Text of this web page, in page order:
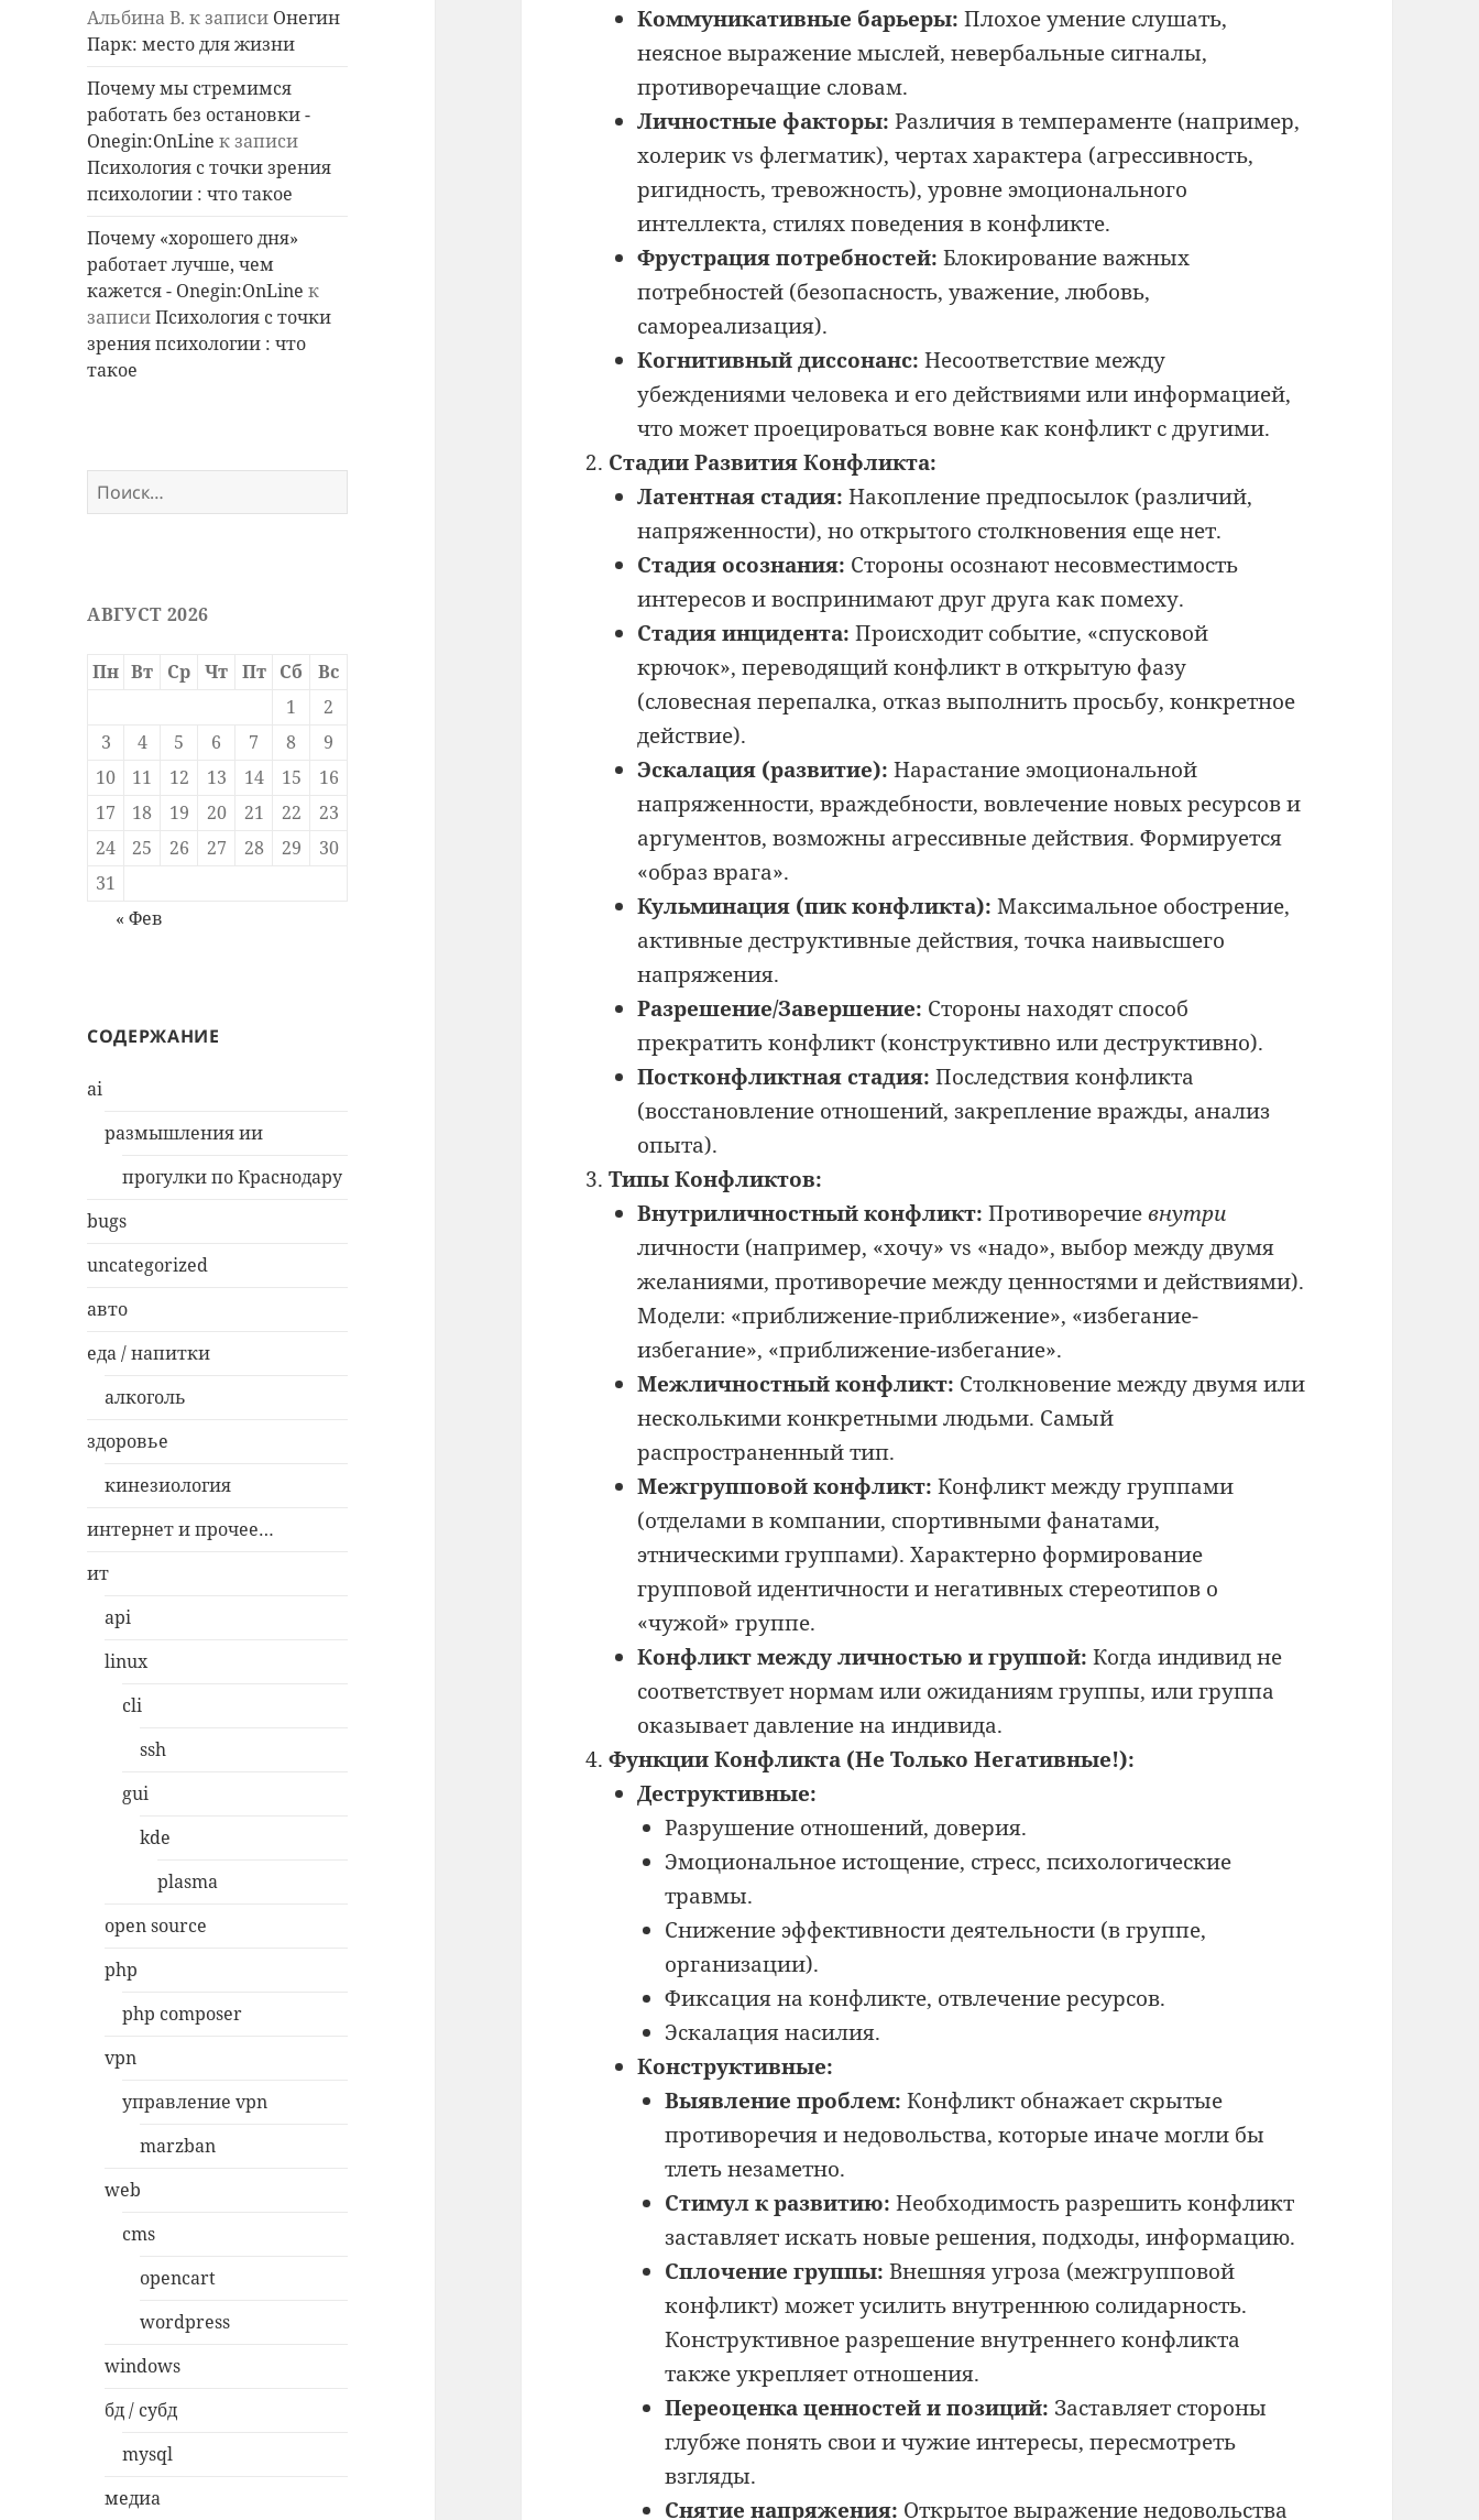
Альбина В. к записи Онегин
Парк: место для жизни
Почему мы стремимся
работать без остановки -
Onegin:OnLine к записи
Психология с точки зрения
психологии : что такое
Почему «хорошего дня»
работает лучше, чем
кажется - Onegin:OnLine к
записиПсихология с точки
зрения психологии : что
такое
Найти:
АВГУСТ 2026
Пн Вт Ср Чт Пт Сб
Вс
1
2
3
4 5 6 7 8
9
10
11 12 13 14 15
16
17
18 19 20 21 22
23
24
25 26 27 28 29
30
31
« Фев
СОДЕРЖАНИЕ
ai
размышления ии
прогулки по Краснодару
bugs
uncategorized
авто
еда / напитки
алкоголь
здоровье
кинезиология
интернет и прочее…
ит
api
linux
cli
ssh
gui
kde
plasma
open source
php
php composer
vpn
управление vpn
marzban
web
cms
opencart
wordpress
windows
бд / субд
mysql
медиа
Коммуникативные барьеры: Плохое умение слушать,
неясное выражение мыслей, невербальные сигналы,
противоречащие словам.
Личностные факторы: Различия в темпераменте (например,
холерик vs флегматик), чертах характера (агрессивность,
ригидность, тревожность), уровне эмоционального
интеллекта, стилях поведения в конфликте.
Фрустрация потребностей: Блокирование важных
потребностей (безопасность, уважение, любовь,
самореализация).
Когнитивный диссонанс: Несоответствие между
убеждениями человека и его действиями или информацией,
что может проецироваться вовне как конфликт с другими.
Стадии Развития Конфликта:
Латентная стадия: Накопление предпосылок (различий,
напряженности), но открытого столкновения еще нет.
Стадия осознания: Стороны осознают несовместимость
интересов и воспринимают друг друга как помеху.
Стадия инцидента: Происходит событие, «спусковой
крючок», переводящий конфликт в открытую фазу
(словесная перепалка, отказ выполнить просьбу, конкретное
действие).
Эскалация (развитие): Нарастание эмоциональной
напряженности, враждебности, вовлечение новых ресурсов и
аргументов, возможны агрессивные действия. Формируется
«образ врага».
Кульминация (пик конфликта): Максимальное обострение,
активные деструктивные действия, точка наивысшего
напряжения.
Разрешение/Завершение: Стороны находят способ
прекратить конфликт (конструктивно или деструктивно).
Постконфликтная стадия: Последствия конфликта
(восстановление отношений, закрепление вражды, анализ
опыта).
Типы Конфликтов:
Внутриличностный конфликт: Противоречиевнутри
личности (например, «хочу» vs «надо», выбор между двумя
желаниями, противоречие между ценностями и действиями).
Модели: «приближение-приближение», «избегание-
избегание», «приближение-избегание».
Межличностный конфликт: Столкновение между двумя или
несколькими конкретными людьми. Самый
распространенный тип.
Межгрупповой конфликт: Конфликт между группами
(отделами в компании, спортивными фанатами,
этническими группами). Характерно формирование
групповой идентичности и негативных стереотипов о
«чужой» группе.
Конфликт между личностью и группой: Когда индивид не
соответствует нормам или ожиданиям группы, или группа
оказывает давление на индивида.
Функции Конфликта (Не Только Негативные!):
Деструктивные:
Разрушение отношений, доверия.
Эмоциональное истощение, стресс, психологические
травмы.
Снижение эффективности деятельности (в группе,
организации).
Фиксация на конфликте, отвлечение ресурсов.
Эскалация насилия.
Конструктивные:
Выявление проблем: Конфликт обнажает скрытые
противоречия и недовольства, которые иначе могли бы
тлеть незаметно.
Стимул к развитию: Необходимость разрешить конфликт
заставляет искать новые решения, подходы, информацию.
Сплочение группы: Внешняя угроза (межгрупповой
конфликт) может усилить внутреннюю солидарность.
Конструктивное разрешение внутреннего конфликта
также укрепляет отношения.
Переоценка ценностей и позиций: Заставляет стороны
глубже понять свои и чужие интересы, пересмотреть
взгляды.
Снятие напряжения: Открытое выражение недовольства